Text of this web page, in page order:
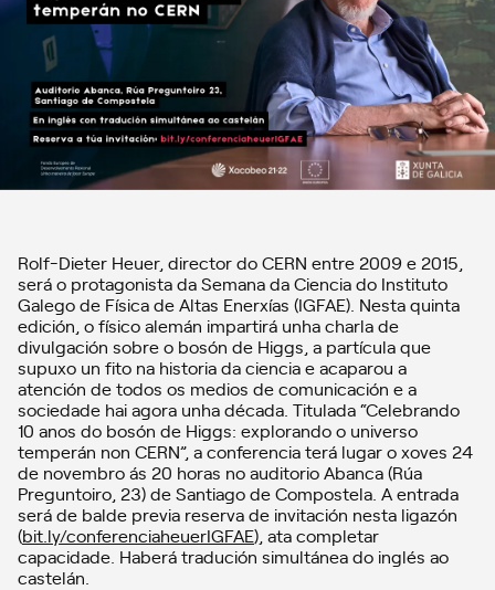
Rolf-Dieter Heuer, director do CERN entre 2009 e 2015,
será o protagonista da Semana da Ciencia do Instituto
Galego de Física de Altas Enerxías (IGFAE). Nesta quinta
edición, o físico alemán impartirá unha charla de
divulgación sobre o bosón de Higgs, a partícula que
supuxo un fito na historia da ciencia e acaparou a
atención de todos os medios de comunicación e a
sociedade hai agora unha década. Titulada “Celebrando
10 anos do bosón de Higgs: explorando o universo
temperán non CERN”, a conferencia terá lugar o xoves 24
de novembro ás 20 horas no auditorio Abanca (Rúa
Preguntoiro, 23) de Santiago de Compostela. A entrada
será de balde previa reserva de invitación nesta ligazón
(bit.ly/conferenciaheuerIGFAE), ata completar
capacidade. Haberá tradución simultánea do inglés ao
castelán.